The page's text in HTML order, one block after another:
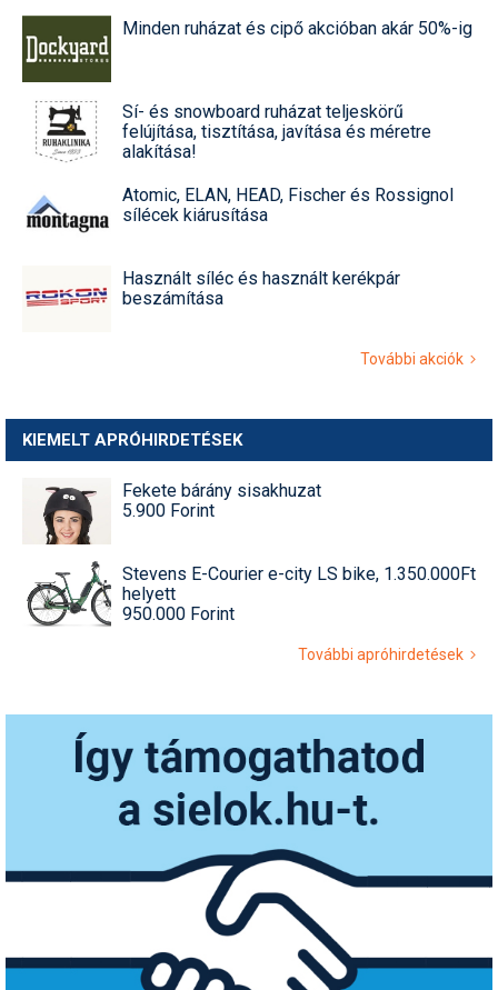
Minden ruházat és cipő akcióban akár 50%-ig
Sí- és snowboard ruházat teljeskörű
felújítása, tisztítása, javítása és méretre
alakítása!
Atomic, ELAN, HEAD, Fischer és Rossignol
sílécek kiárusítása
Használt síléc és használt kerékpár
beszámítása
További akciók
KIEMELT APRÓHIRDETÉSEK
Fekete bárány sisakhuzat
5.900 Forint
Stevens E-Courier e-city LS bike, 1.350.000Ft
helyett
950.000 Forint
További apróhirdetések